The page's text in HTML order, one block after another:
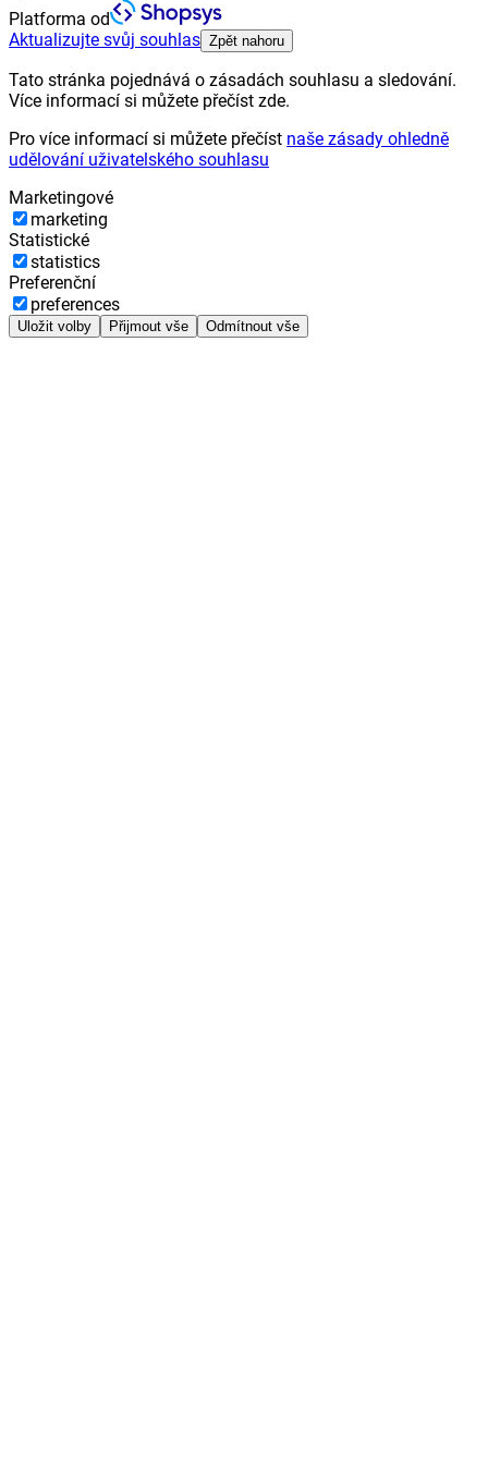
Platforma od
Aktualizujte svůj souhlas Zpět nahoru
Tato stránka pojednává o zásadách souhlasu a sledování.
Více informací si můžete přečíst zde.
Pro více informací si můžete přečíst naše zásady ohledně
udělování uživatelského souhlasu
Marketingové
marketing
Statistické
statistics
Preferenční
preferences
Uložit volby Přijmout vše Odmítnout vše